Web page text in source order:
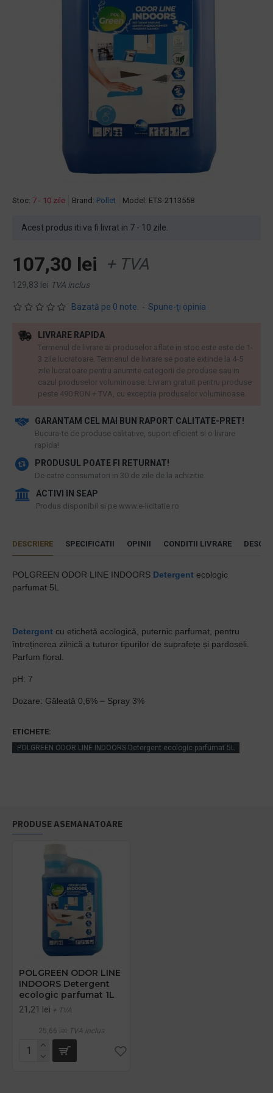
Stoc: 7 - 10 zile Brand: Pollet Model: ETS-2113558
Acest produs iti va fi livrat in 7 - 10 zile.
Bazată pe 0 note. - Spune-ţi opinia
107,30 lei + TVA
129,83 lei TVA inclus
GARANTAM CEL MAI BUN RAPORT CALITATE-PRET!
​Bucura-te de produse calitative, suport eficient si o livrare
rapida!
PRODUSUL POATE FI RETURNAT!
De catre consumatori in 30 de zile de la achizitie
ACTIVI IN SEAP
Produs disponibil si pe www.e-licitatie.ro
LIVRARE RAPIDA
Termenul de livrare al produselor aflate in stoc este este de 1-
3 zile lucratoare. Termenul de livrare se poate extinde la 4-5
zile lucratoare pentru anumite categorii de produse sau in
cazul produselor voluminoase. Livram gratuit pentru produse
peste 490 RON + TVA, cu exceptia produselor voluminoase.
DESCRIERE SPECIFICATII OPINII CONDITII LIVRARE
POLGREEN ODOR LINE INDOORS Detergent ecologic
parfumat 5L
Detergent cu etichetă ecologică, puternic parfumat, pentru
întreținerea zilnică a tuturor tipurilor de suprafețe și pardoseli.
Parfum floral.
pH: 7
Dozare: Găleată 0,6% – Spray 3%
ETICHETE:
POLGREEN ODOR LINE INDOORS Detergent ecologic parfumat 5L
PRODUSE ASEMANATOARE
POLGREEN ODOR LINE
INDOORS Detergent
ecologic parfumat 1L
21,21 lei + TVA
25,66 lei TVA inclus